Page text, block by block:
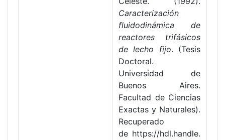
Caracterización
fluidodinámica de
reactores trifásicos
de lecho fijo. (Tesis
Doctoral.
Universidad de
Buenos Aires.
Facultad de Ciencias
Exactas y Naturales).
Recuperado
de https://hdl.handle.